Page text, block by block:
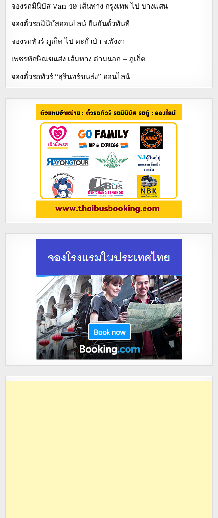
จองรถมินิบัส Van 49 เส้นทาง กรุงเทพ ไป บางแสน
จองตั๋วรถมินิบัสออนไลน์ ยืนยันตั๋วทันที
จองรถทัวร์ ภูเก็ต ไป ตะกั่วป่า จ.พังงา
เพชรทักษิณขนส่ง เส้นทาง ด่านนอก – ภูเก็ต
จองตั๋วรถทัวร์ “สุรินทร์ขนส่ง” ออนไลน์